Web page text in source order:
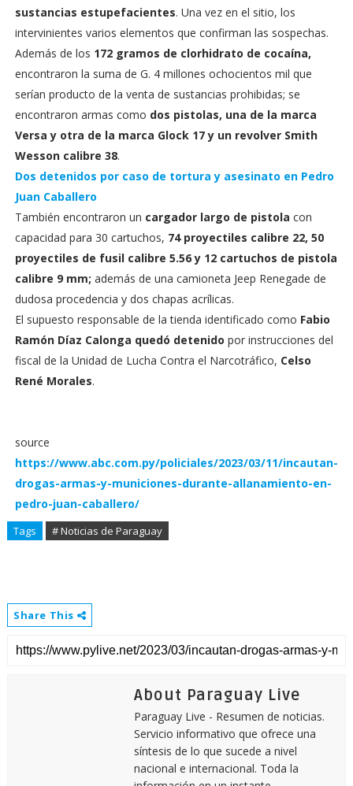
sustancias estupefacientes. Una vez en el sitio, los
intervinientes varios elementos que confirman las sospechas.
Además de los 172 gramos de clorhidrato de cocaína,
encontraron la suma de G. 4 millones ochocientos mil que
serían producto de la venta de sustancias prohibidas; se
encontraron armas como dos pistolas, una de la marca
Versa y otra de la marca Glock 17 y un revolver Smith
Wesson calibre 38.
Dos detenidos por caso de tortura y asesinato en Pedro
Juan Caballero
También encontraron un cargador largo de pistola con
capacidad para 30 cartuchos, 74 proyectiles calibre 22, 50
proyectiles de fusil calibre 5.56 y 12 cartuchos de pistola
calibre 9 mm; además de una camioneta Jeep Renegade de
dudosa procedencia y dos chapas acrílicas.
El supuesto responsable de la tienda identificado como Fabio
Ramón Díaz Calonga quedó detenido por instrucciones del
fiscal de la Unidad de Lucha Contra el Narcotráfico, Celso
René Morales.
source
https://www.abc.com.py/policiales/2023/03/11/incautan-
drogas-armas-y-municiones-durante-allanamiento-en-
pedro-juan-caballero/
Tags # Noticias de Paraguay
Share This
About Paraguay Live
Paraguay Live - Resumen de noticias.
Servicio informativo que ofrece una
síntesis de lo que sucede a nivel
nacional e internacional. Toda la